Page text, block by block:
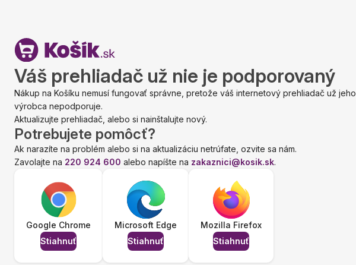
Váš prehliadač už nie je podporovaný
Nákup na Košíku nemusí fungovať správne, pretože váš internetový prehliadač už jeho
výrobca nepodporuje.
Aktualizujte prehliadač, alebo si nainštalujte nový.
Potrebujete pomôcť?
Ak narazíte na problém alebo si na aktualizáciu netrúfate, ozvite sa nám.
Zavolajte na 220 924 600 alebo napíšte na zakaznici@kosik.sk.
Google Chrome
Stiahnuť
Microsoft Edge
Stiahnuť
Mozilla Firefox
Stiahnuť